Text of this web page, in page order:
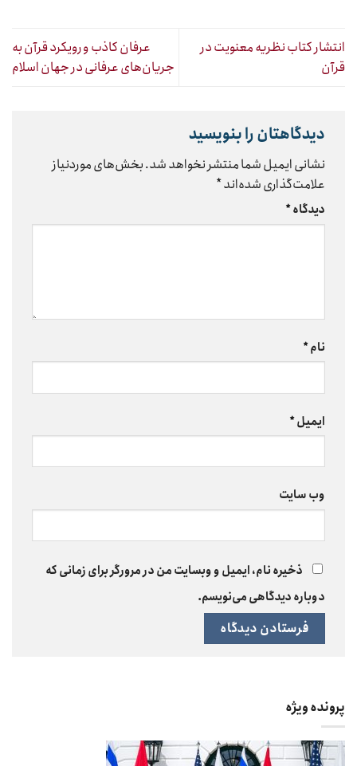
انتشار کتاب نظریه معنویت در
قرآن
عرفان کاذب و رویکرد قرآن به
جریان‌های عرفانی در جهان اسلام
دیدگاهتان را بنویسید
نشانی ایمیل شما منتشر نخواهد شد.بخش‌های موردنیاز
علامت‌گذاری شده‌اند*
دیدگاه*
نام*
ایمیل*
وب‌ سایت
ذخیره نام، ایمیل و وبسایت من در مرورگر برای زمانی که
دوباره دیدگاهی می‌نویسم.
پرونده ویژه